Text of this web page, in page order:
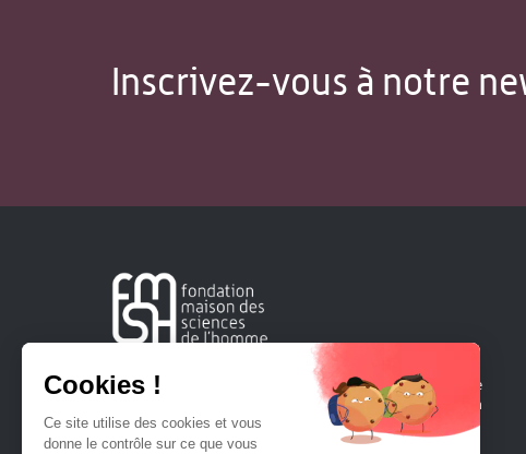
Inscrivez-vous à notre
Créée en 1963, la Fondation Maison Sciences de l'Homme
soutient la recherche et la diffusion des connaissances en
sciences humaines et sociales.